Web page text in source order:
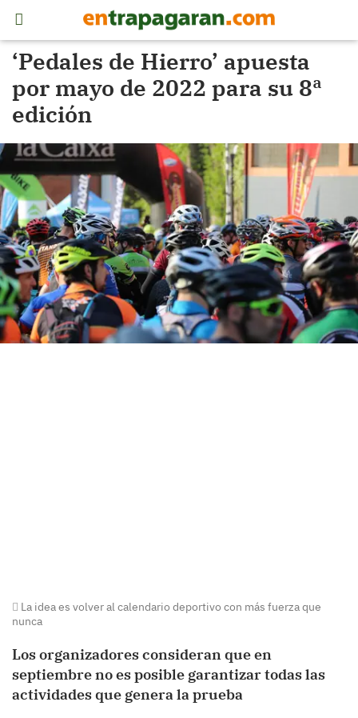
‘Pedales de Hierro’ apuesta
por mayo de 2022 para su 8ª
edición
La idea es volver al calendario deportivo con más fuerza que
nunca
Los organizadores consideran que en
septiembre no es posible garantizar todas las
actividades que genera la prueba